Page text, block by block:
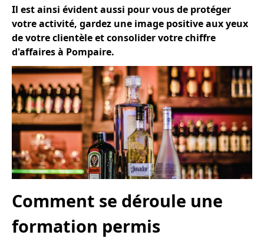
Il est ainsi évident aussi pour vous de protéger
votre activité, gardez une image positive aux yeux
de votre clientèle et consolider votre chiffre
d'affaires à Pompaire.
Comment se déroule une
formation permis